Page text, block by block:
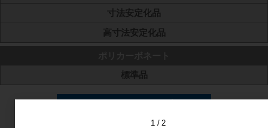
寸法安定化品
高寸法安定化品
標準品
1 2